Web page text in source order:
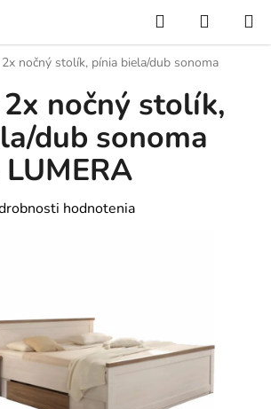
Hľadať
KOŠÍK
nočný stolík, pínia biela/dub sonoma
nočný stolík,
dub sonoma
hodnotenia